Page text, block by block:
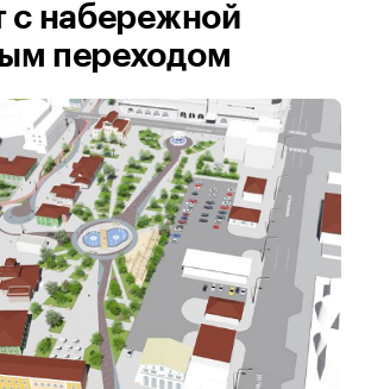
с набережной
переходом